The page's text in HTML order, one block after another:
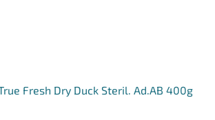
Fresh Dry Duck Steril. Ad.AB 400g